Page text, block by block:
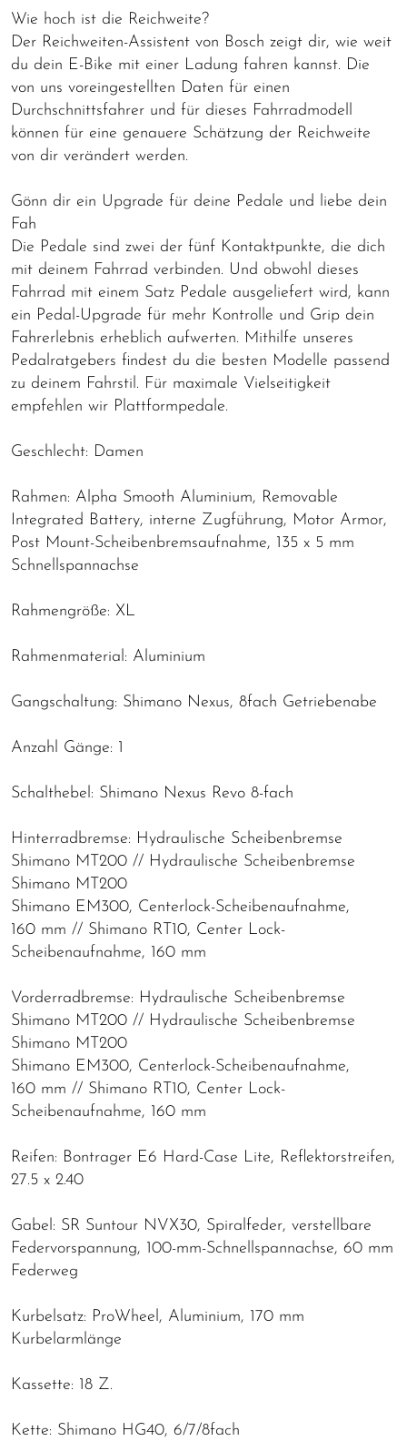
Wie hoch ist die Reichweite?
Der Reichweiten-Assistent von Bosch zeigt dir, wie weit
du dein E-Bike mit einer Ladung fahren kannst. Die
von uns voreingestellten Daten für einen
Durchschnittsfahrer und für dieses Fahrradmodell
können für eine genauere Schätzung der Reichweite
von dir verändert werden.
Gönn dir ein Upgrade für deine Pedale und liebe dein
Fah
Die Pedale sind zwei der fünf Kontaktpunkte, die dich
mit deinem Fahrrad verbinden. Und obwohl dieses
Fahrrad mit einem Satz Pedale ausgeliefert wird, kann
ein Pedal-Upgrade für mehr Kontrolle und Grip dein
Fahrerlebnis erheblich aufwerten. Mithilfe unseres
Pedalratgebers findest du die besten Modelle passend
zu deinem Fahrstil. Für maximale Vielseitigkeit
empfehlen wir Plattformpedale.
Geschlecht: Damen
Rahmen: Alpha Smooth Aluminium, Removable
Integrated Battery, interne Zugführung, Motor Armor,
Post Mount-Scheibenbremsaufnahme, 135 x 5 mm
Schnellspannachse
Rahmengröße: XL
Rahmenmaterial: Aluminium
Gangschaltung: Shimano Nexus, 8fach Getriebenabe
Anzahl Gänge: 1
Schalthebel: Shimano Nexus Revo 8-fach
Hinterradbremse: Hydraulische Scheibenbremse
Shimano MT200 // Hydraulische Scheibenbremse
Shimano MT200
Shimano EM300, Centerlock-Scheibenaufnahme,
160 mm // Shimano RT10, Center Lock-
Scheibenaufnahme, 160 mm
Vorderradbremse: Hydraulische Scheibenbremse
Shimano MT200 // Hydraulische Scheibenbremse
Shimano MT200
Shimano EM300, Centerlock-Scheibenaufnahme,
160 mm // Shimano RT10, Center Lock-
Scheibenaufnahme, 160 mm
Reifen: Bontrager E6 Hard-Case Lite, Reflektorstreifen,
27.5 x 2.40
Gabel: SR Suntour NVX30, Spiralfeder, verstellbare
Federvorspannung, 100-mm-Schnellspannachse, 60 mm
Federweg
Kurbelsatz: ProWheel, Aluminium, 170 mm
Kurbelarmlänge
Kassette: 18 Z.
Kette: Shimano HG40, 6/7/8fach